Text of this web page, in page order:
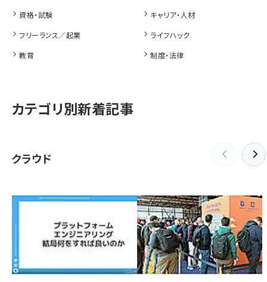
資格・試験
キャリア・人材
フリーランス／起業
ライフハック
教育
制度・法律
カテゴリ別新着記事
クラウド